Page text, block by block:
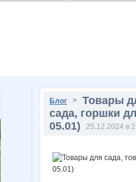
Блог > Товары
сада, горшки
05.01)
25.12.2024 в